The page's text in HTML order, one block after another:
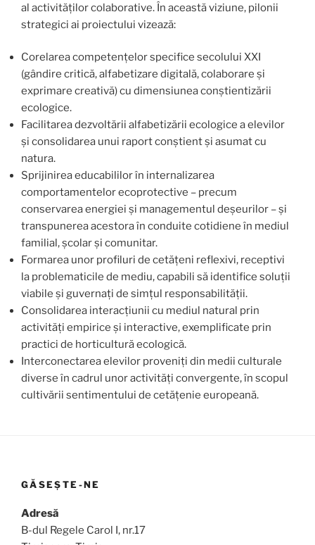
al activităților colaborative. În această viziune, pilonii
strategici ai proiectului vizează:
Corelarea competențelor specifice secolului XXI
(gândire critică, alfabetizare digitală, colaborare și
exprimare creativă) cu dimensiunea conștientizării
ecologice.
Facilitarea dezvoltării alfabetizării ecologice a elevilor
și consolidarea unui raport conștient și asumat cu
natura.
Sprijinirea educabililor în internalizarea
comportamentelor ecoprotective – precum
conservarea energiei și managementul deșeurilor – și
transpunerea acestora în conduite cotidiene în mediul
familial, școlar și comunitar.
Formarea unor profiluri de cetățeni reflexivi, receptivi
la problematicile de mediu, capabili să identifice soluții
viabile și guvernați de simțul responsabilității.
Consolidarea interacțiunii cu mediul natural prin
activități empirice și interactive, exemplificate prin
practici de horticultură ecologică.
Interconectarea elevilor proveniți din medii culturale
diverse în cadrul unor activități convergente, în scopul
cultivării sentimentului de cetățenie europeană.
GĂSEȘTE-NE
Adresă
B-dul Regele Carol I, nr.17